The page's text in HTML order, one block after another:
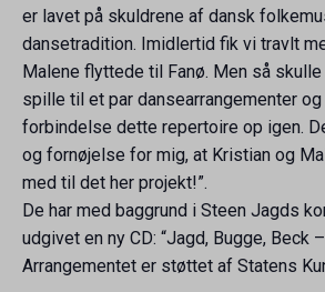
er lavet på skuldrene af dansk
dansetradition. Imidlertid fik vi travlt
Malene flyttede til Fanø. Men så
spille til et par dansearrangementer
forbindelse dette repertoire op igen.
og fornøjelse for mig, at Kristian og
med til det her projekt!”.
De har med baggrund i Steen Jagds
udgivet en ny CD: “Jagd, Bugge, Beck
Arrangementet er støttet af Statens